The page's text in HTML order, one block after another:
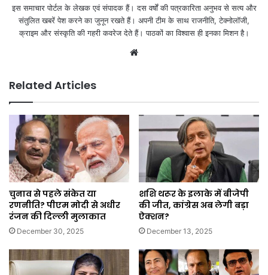
इस समाचार पोर्टल के लेखक एवं संपादक हैं। दस वर्षों की पत्रकारिता अनुभव से सत्य और
संतुलित खबरें पेश करने का जुनून रखते हैं। अपनी टीम के साथ राजनीति, टेक्नोलॉजी,
क्राइम और संस्कृति की गहरी कवरेज देते हैं। पाठकों का विश्वास ही इनका मिशन है।
Related Articles
चुनाव से पहले संकेत या
रणनीति? पीएम मोदी से अधीर
रंजन की दिल्ली मुलाकात
December 30, 2025
शशि थरूर के इलाके में बीजेपी
की जीत, कांग्रेस अब लेगी बड़ा
ऐक्शन?
December 13, 2025